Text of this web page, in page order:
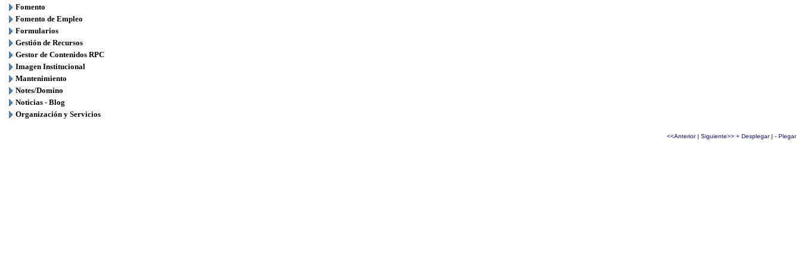
Fomento
Fomento de Empleo
Formularios
Gestión de Recursos
Gestor de Contenidos RPC
Imagen Institucional
Mantenimiento
Notes/Domino
Noticias - Blog
Organización y Servicios
<<Anterior| Siguiente>> + Desplegar| - Plegar